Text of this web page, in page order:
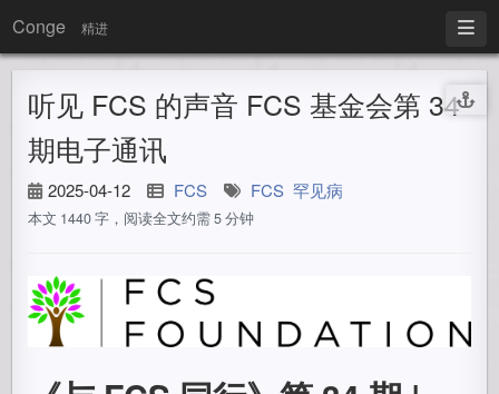
Conge 精进
听见 FCS 的声音 FCS 基金会第 34
期电子通讯
2025-04-12 FCS FCS 罕见病
本文 1440 字，阅读全文约需 5 分钟